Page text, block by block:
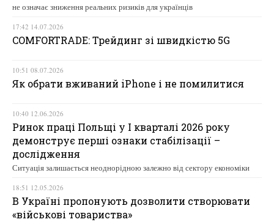
не означає зниження реальних ризиків для українців
17:42 14.07.2026
COMFORTRADE: Трейдинг зі швидкістю 5G
10:51 08.07.2026
Як обрати вживаний iPhone і не помилитися
10:40 12.06.2026
Ринок праці Польщі у І кварталі 2026 року
демонструє перші ознаки стабілізації –
дослідження
Ситуація залишається неоднорідною залежно від сектору економіки
18:51 12.05.2026
В Україні пропонують дозволити створювати
«військові товариства»